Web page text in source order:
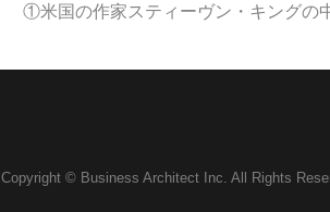
①米国の作家スティーヴン・キングの
Copyright © Business Architect Inc. All Rights